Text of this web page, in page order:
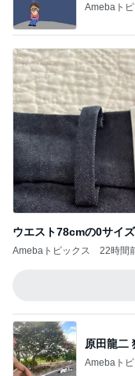
Amebaト
ウエスト78cmの0サイ
Amebaトピックス 22時間
原田龍二
Amebaト